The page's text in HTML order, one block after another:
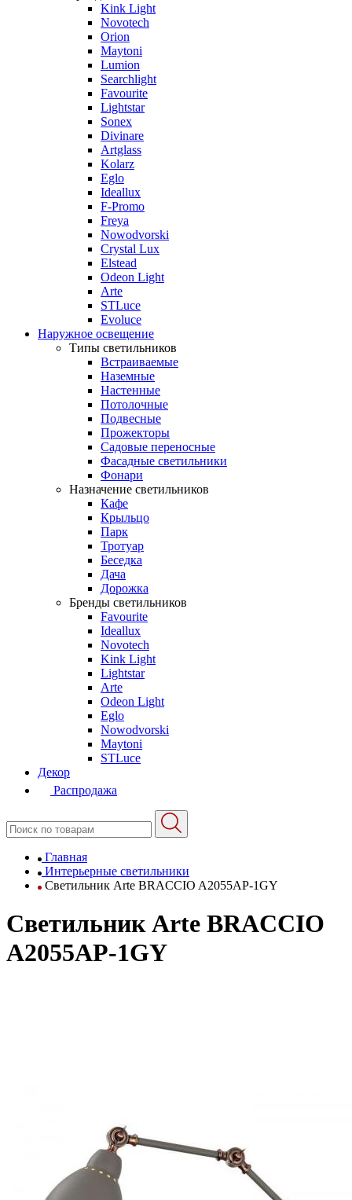
Kink Light
Novotech
Orion
Maytoni
Lumion
Searchlight
Favourite
Lightstar
Sonex
Divinare
Artglass
Kolarz
Eglo
Ideallux
F-Promo
Freya
Nowodvorski
Crystal Lux
Elstead
Odeon Light
Arte
STLuce
Evoluce
Наружное освещение
Типы светильников
Встраиваемые
Наземные
Настенные
Потолочные
Подвесные
Прожекторы
Садовые переносные
Фасадные светильники
Фонари
Назначение светильников
Кафе
Крыльцо
Парк
Тротуар
Беседка
Дача
Дорожка
Бренды светильников
Favourite
Ideallux
Novotech
Kink Light
Lightstar
Arte
Odeon Light
Eglo
Nowodvorski
Maytoni
STLuce
Декор
Распродажа
Главная
Интерьерные светильники
Светильник Arte BRACCIO A2055AP-1GY
Светильник Arte BRACCIO
A2055AP-1GY